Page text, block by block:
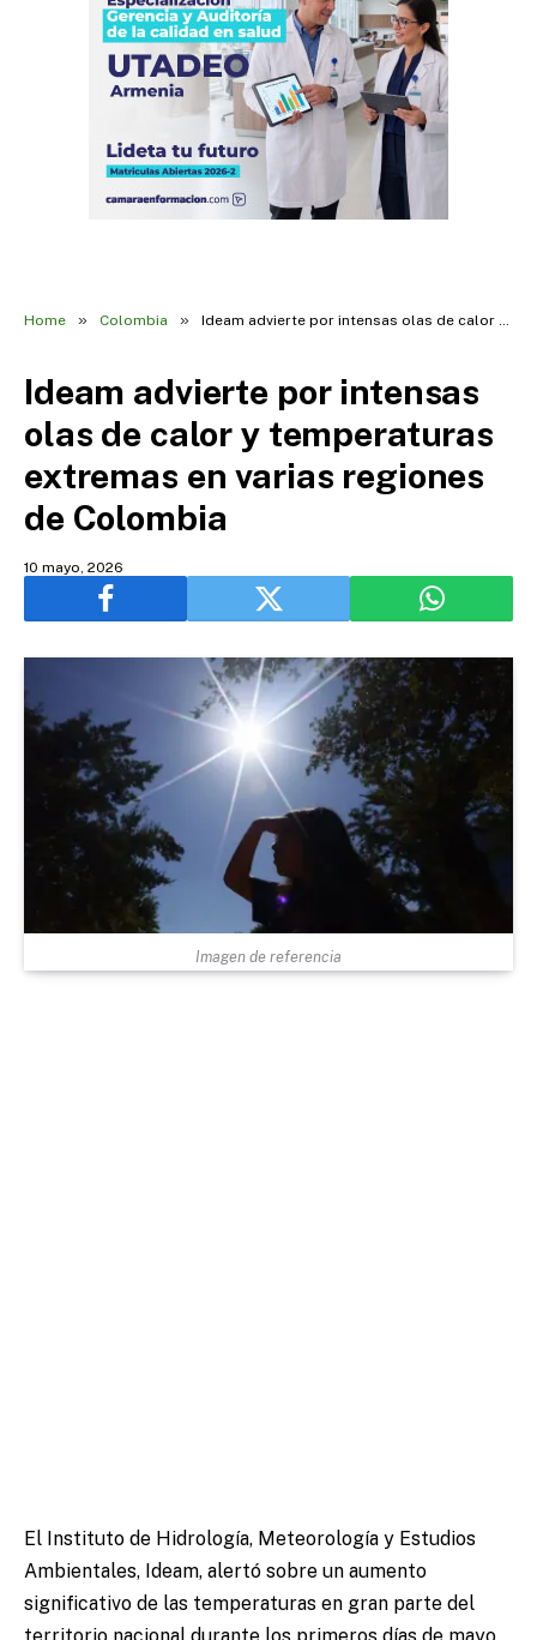
Home » Colombia » Ideam advierte por intensas olas de calor y temperaturas extremas en varias regiones de Colombia
Ideam advierte por intensas
olas de calor y temperaturas
extremas en varias regiones
de Colombia
10 mayo, 2026
Imagen de referencia
El Instituto de Hidrología, Meteorología y Estudios
Ambientales, Ideam, alertó sobre un aumento
significativo de las temperaturas en gran parte del